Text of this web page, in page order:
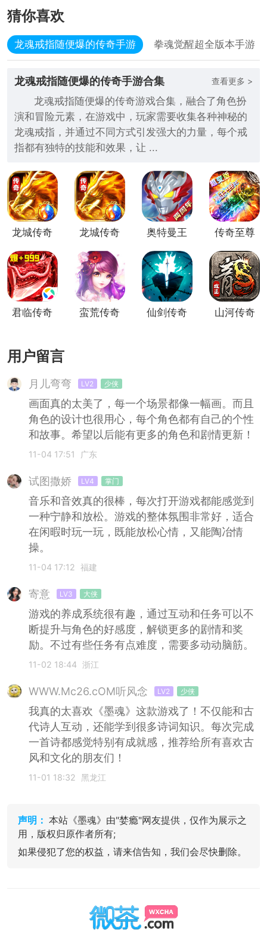
猜你喜欢
龙魂戒指随便爆的传奇手游 拳魂觉醒超全版本手游
龙魂戒指随便爆的传奇手游合集 查看更多 >
龙魂戒指随便爆的传奇游戏合集，融合了角色扮
演和冒险元素，在游戏中，玩家需要收集各种神秘的
龙魂戒指，并通过不同方式引发强大的力量，每个戒
指都有独特的技能和效果，让 ...
龙城传奇
龙城传奇
奥特曼王
传奇至尊
奇）
君临传奇
蛮荒传奇
仙剑传奇
山河传奇
用户留言
月儿弯弯 LV2 少侠
画面真的太美了，每一个场景都像一幅画。而且
角色的设计也很用心，每个角色都有自己的个性
和故事。希望以后能有更多的角色和剧情更新！
11-04 17:51 广东
试图撒娇 LV4 掌门
音乐和音效真的很棒，每次打开游戏都能感觉到
一种宁静和放松。游戏的整体氛围非常好，适合
在闲暇时玩一玩，既能放松心情，又能陶冶情
操。
11-04 17:12 福建
寄意 LV3 大侠
游戏的养成系统很有趣，通过互动和任务可以不
断提升与角色的好感度，解锁更多的剧情和奖
励。不过有些任务有点难度，需要多动动脑筋。
11-02 18:44 浙江
WWW.Mc26.cOM听风念 LV2 少侠
我真的太喜欢《墨魂》这款游戏了！不仅能和古
代诗人互动，还能学到很多诗词知识。每次完成
一首诗都感觉特别有成就感，推荐给所有喜欢古
风和文化的朋友们！
11-01 18:32 黑龙江
声明： 本站《墨魂》由"婪瘾"网友提供，仅作为展示之
用，版权归原作者所有;
如果侵犯了您的权益，请来信告知，我们会尽快删除。